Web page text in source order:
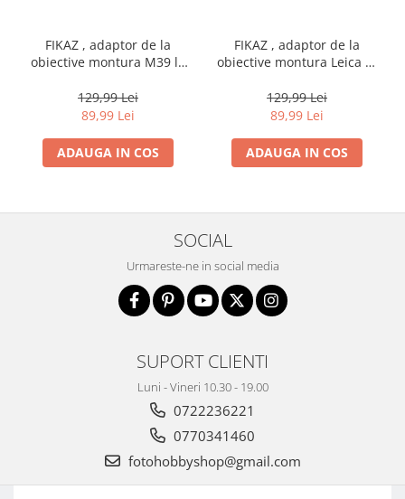
FIKAZ , adaptor de la
obiective montura M39 la
129,99 Lei
89,99 Lei
ADAUGA IN COS
FIKAZ , adaptor de la
obiective montura Leica M
129,99 Lei
89,99 Lei
ADAUGA IN COS
SOCIAL
Urmareste-ne in social media
SUPORT CLIENTI
Luni - Vineri 10.30 - 19.00
0722236221
0770341460
fotohobbyshop@gmail.com